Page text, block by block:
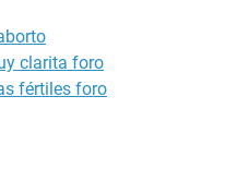
clarita foro
fértiles foro